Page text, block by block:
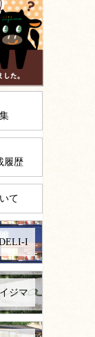
履歴
て
I
ジマ